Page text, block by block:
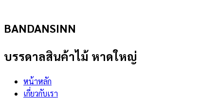
BANDANSINN
บรรดาลสินค้าไม้ หาดใหญ่
หน้าหลัก
เกี่ยวกับเรา